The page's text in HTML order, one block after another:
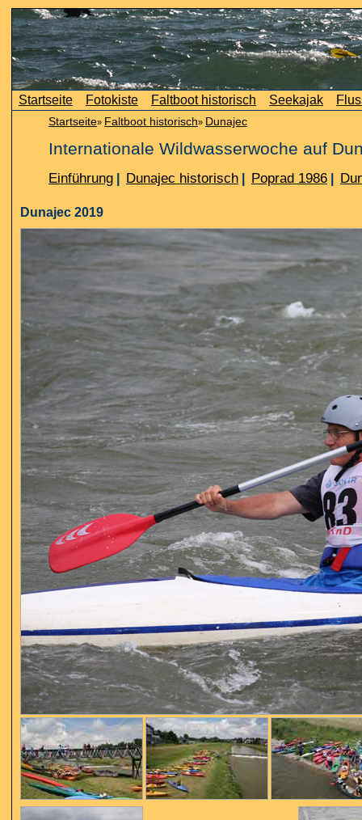
Startseite Fotokiste Faltboot historisch Seekajak
Startseite» Faltboot historisch» Dunajec
Internationale Wildwasserwoche auf
Einführung Dunajec historisch Poprad 1986
Dunajec 2019